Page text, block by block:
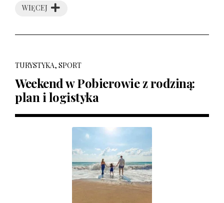
WIĘCEJ
TURYSTYKA, SPORT
Weekend w Pobierowie z rodziną:
plan i logistyka